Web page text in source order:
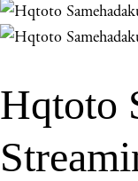
u
Hqtoto